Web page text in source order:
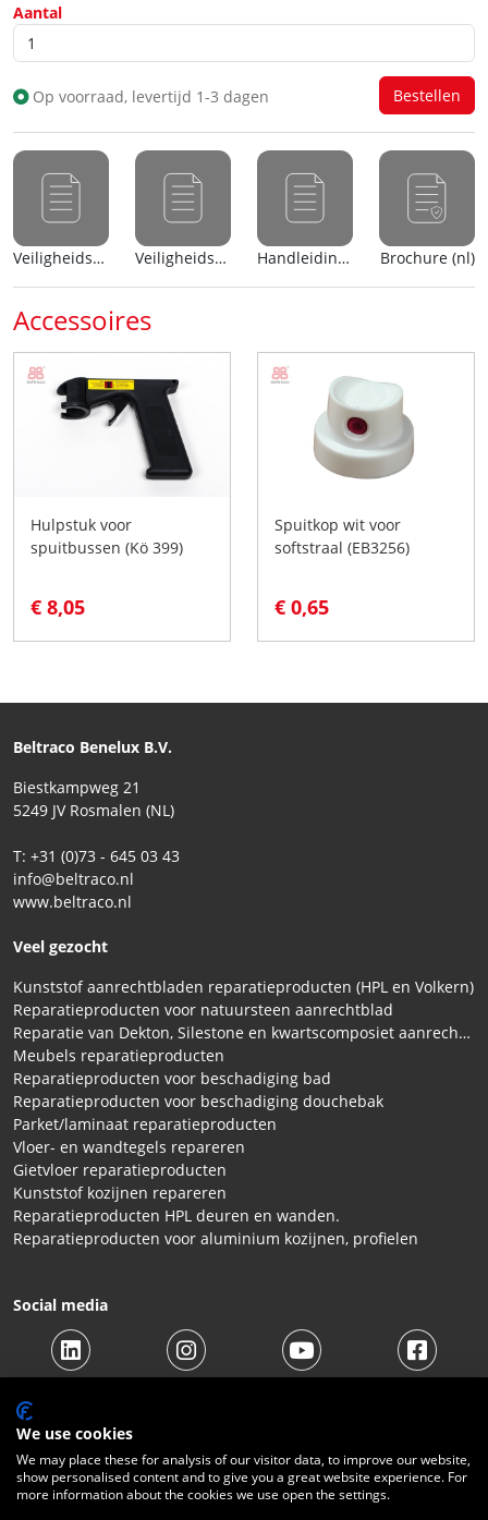
Aantal
Op voorraad, levertijd 1-3 dagen
Veiligheidsblad (nl) Veiligheidsblad (en) Handleiding (nl) Brochure (nl)
Accessoires
Hulpstuk voor
spuitbussen (Kö 399)
€ 8,05
Spuitkop wit voor
softstraal (EB3256)
€ 0,65
Beltraco Benelux B.V.
Biestkampweg 21
5249 JV Rosmalen (NL)
T: +31 (0)73 - 645 03 43
info@beltraco.nl
www.beltraco.nl
Veel gezocht
Kunststof aanrechtbladen reparatieproducten (HPL en Volkern)
Reparatieproducten voor natuursteen aanrechtblad
Reparatie van Dekton, Silestone en kwartscomposiet aanrechtbladen
Meubels reparatieproducten
Reparatieproducten voor beschadiging bad
Reparatieproducten voor beschadiging douchebak
Parket/laminaat reparatieproducten
Vloer- en wandtegels repareren
Gietvloer reparatieproducten
Kunststof kozijnen repareren
Reparatieproducten HPL deuren en wanden.
Reparatieproducten voor aluminium kozijnen, profielen
Social media
© 2026 Beltraco Benelux B.V. |Algemene voorwaarden
We use cookies
We may place these for analysis of our visitor data, to improve our website,
show personalised content and to give you a great website experience. For
more information about the cookies we use open the settings.